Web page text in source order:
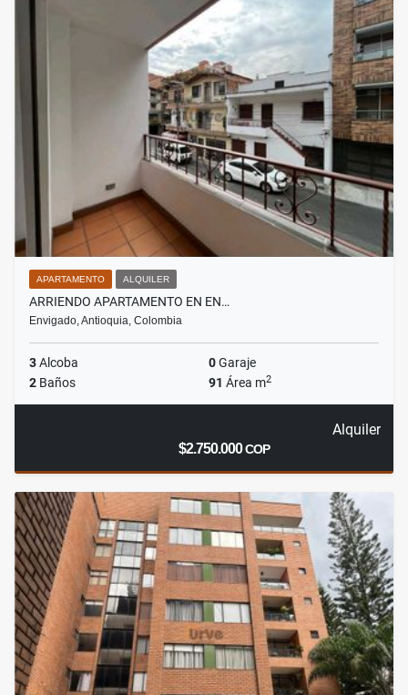
APARTAMENTO ALQUILER
ARRIENDO APARTAMENTO EN EN…
Envigado, Antioquia, Colombia
3Alcoba 0Garaje
2 Baños 91 Área m2
Alquiler
$2.750.000COP